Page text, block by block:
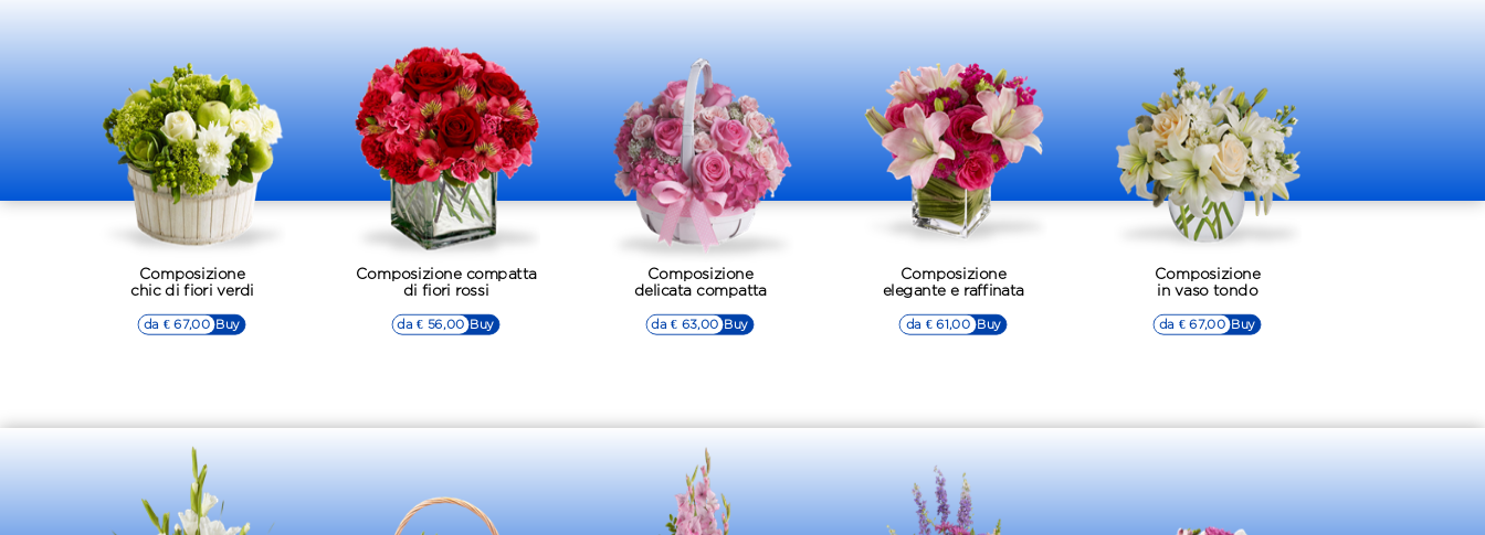
Composizione
chic di fiori verdi
▷▷ Buy
da € 67,00
Composizione compatta
di fiori rossi
▷▷ Buy
da € 56,00
Composizione
delicata compatta
▷▷ Buy
da € 63,00
Composizione
elegante e raffinata
▷▷ Buy
da € 61,00
Composizione
in vaso tondo
▷▷ Buy
da € 67,00